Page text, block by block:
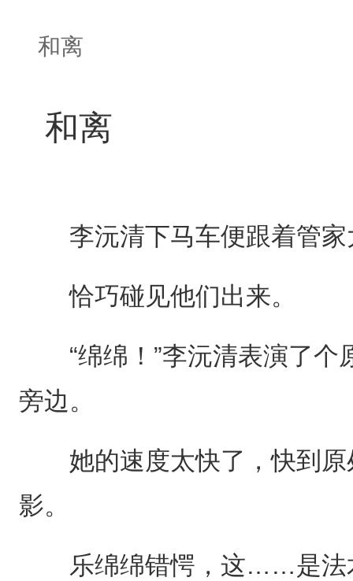
和离
和离
李沅清下马车便跟着管家
恰巧碰见他们出来。
“绵绵！”李沅清表演了个
旁边。
她的速度太快了，快到原
影。
乐绵绵错愕，这……是法